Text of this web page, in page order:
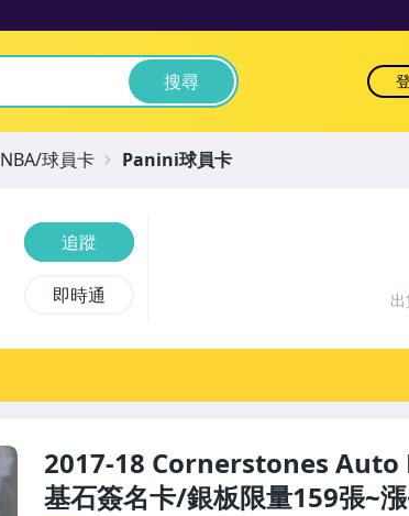
搜尋
2017-18 Cornerstones
基石簽名卡/銀板限量159張~
追蹤
即時通
NBA/球員卡 Panini球員卡